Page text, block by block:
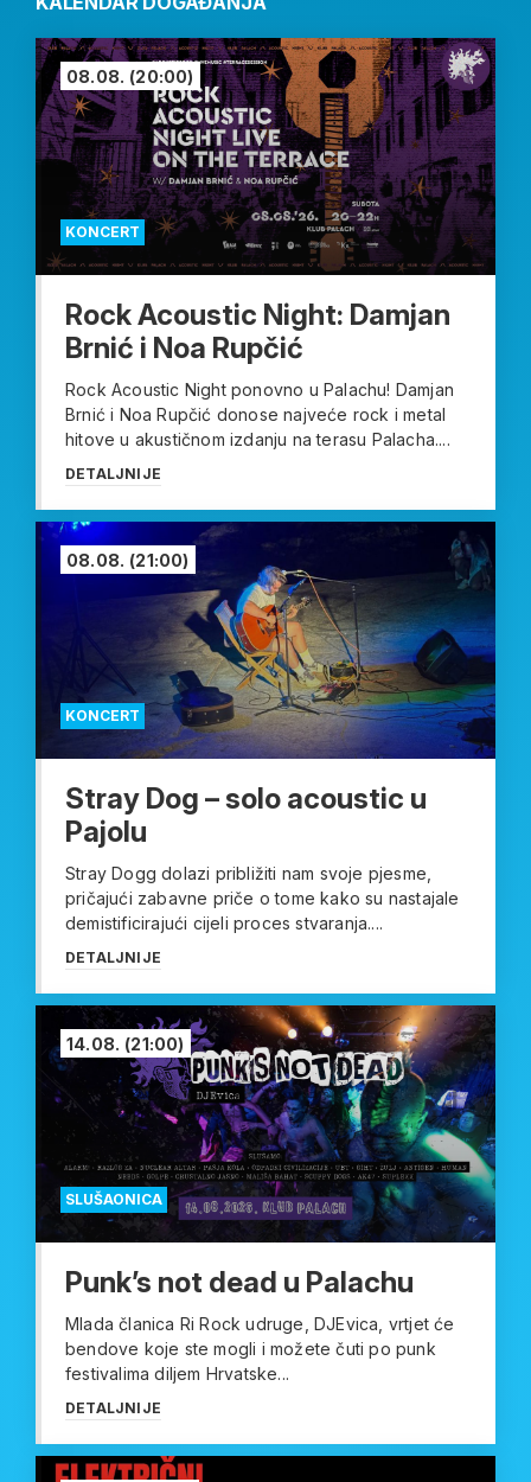
KONCERT
08.08. (20:00)
Rock Acoustic Night: Damjan
Brnić i Noa Rupčić
Rock Acoustic Night ponovno u Palachu! Damjan
Brnić i Noa Rupčić donose najveće rock i metal
hitove u akustičnom izdanju na terasu Palacha....
DETALJNIJE
KONCERT
08.08. (21:00)
Stray Dog – solo acoustic u
Pajolu
Stray Dogg dolazi približiti nam svoje pjesme,
pričajući zabavne priče o tome kako su nastajale
demistificirajući cijeli proces stvaranja....
DETALJNIJE
SLUŠAONICA
14.08. (21:00)
Punk’s not dead u Palachu
Mlada članica Ri Rock udruge, DJEvica, vrtjet će
bendove koje ste mogli i možete čuti po punk
festivalima diljem Hrvatske...
DETALJNIJE